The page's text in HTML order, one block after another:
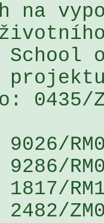
na
0435/